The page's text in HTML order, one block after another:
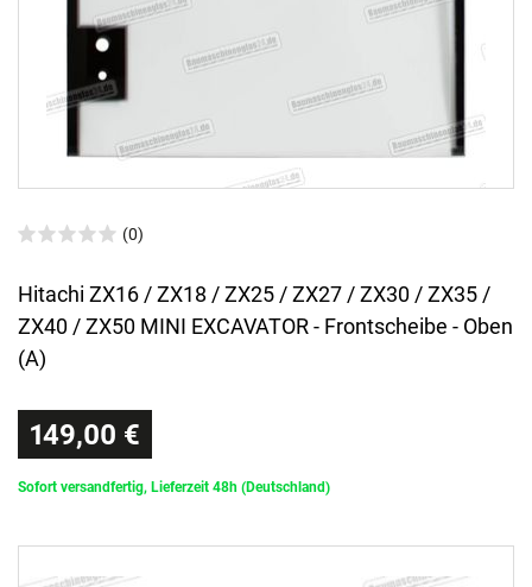
(0)
Hitachi ZX16 / ZX18 / ZX25 / ZX27 / ZX30 / ZX35 /
ZX40 / ZX50 MINI EXCAVATOR - Frontscheibe - Oben
(A)
149,00 €
Sofort versandfertig, Lieferzeit 48h (Deutschland)